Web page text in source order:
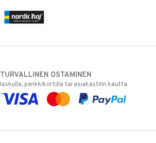
TURVALLINEN OSTAMINEN
laskulla, pankkikortilla tai asiakastilin kautta